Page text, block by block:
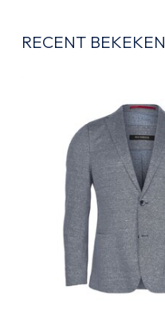
RECENT BEKEKEN